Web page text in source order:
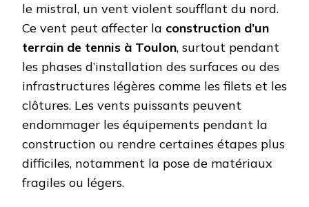
le mistral, un vent violent soufflant du nord.
Ce vent peut affecter la construction d’un
terrain de tennis à Toulon, surtout pendant
les phases d’installation des surfaces ou des
infrastructures légères comme les filets et les
clôtures. Les vents puissants peuvent
endommager les équipements pendant la
construction ou rendre certaines étapes plus
difficiles, notamment la pose de matériaux
fragiles ou légers.